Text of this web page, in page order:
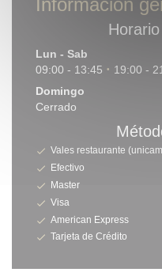
Lun - Sab
09:00 - 13:45 •
19:00 -
Domingo
Cerrado
Vales restaurante
Efectivo
Master
Visa
American Express
Tarjeta de Crédito